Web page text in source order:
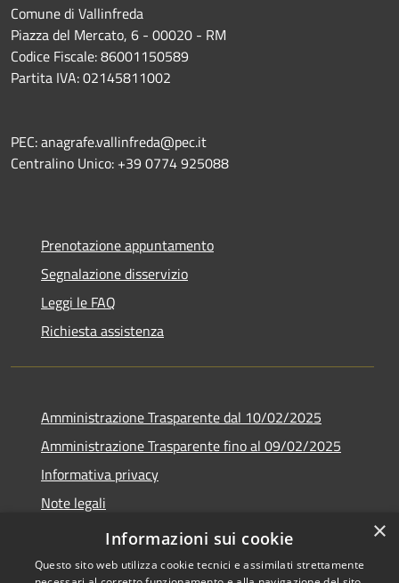
Comune di Vallinfreda
Piazza del Mercato, 6 - 00020 - RM
Codice Fiscale: 86001150589
Partita IVA: 02145811002
PEC: anagrafe.vallinfreda@pec.it
Centralino Unico: +39 0774 925088
Prenotazione appuntamento
Segnalazione disservizio
Leggi le FAQ
Richiesta assistenza
Amministrazione Trasparente dal 10/02/2025
Amministrazione Trasparente fino al 09/02/2025
Informativa privacy
Note legali
Dichiarazione di accessibilità
×
Informazioni sui cookie
Questo sito web utilizza cookie tecnici e assimilati strettamente